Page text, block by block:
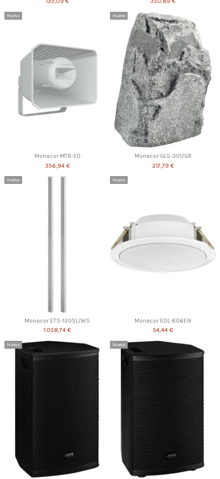
Nuevo
Monacor MTR-50
356,94 €
Nuevo
Monacor GLS-301/GR
217,79 €
Nuevo
Monacor ETS-120SL/WS
1.058,74 €
Nuevo
Monacor EDL-606EN
54,44 €
Nuevo Nuevo